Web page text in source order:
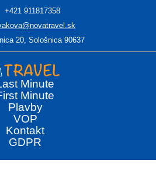
+421 911817358
20, Sološnica 90637
Minute
Minute
Plavby
VOP
Kontakt
GDPR